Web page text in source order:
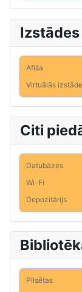
Izstādes
Afiša
Virtuālās
Citi
Datubāzes
Wi-Fi
Depozitārijs
Pilsētas